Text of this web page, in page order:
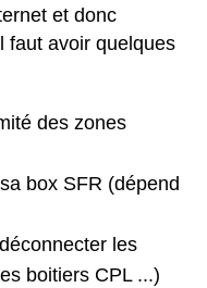
et donc
faut avoir quelques
des zones
box SFR (dépend
les
boitiers CPL ...)